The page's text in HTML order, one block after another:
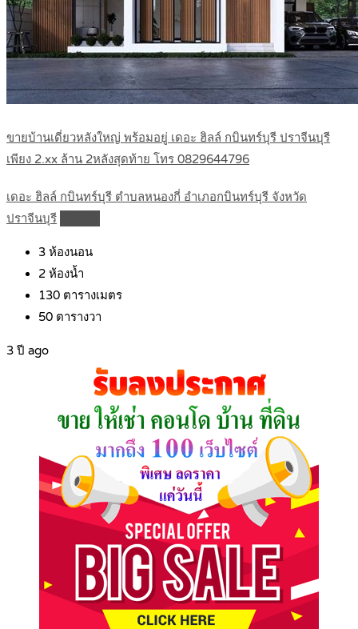
ขายบ้านเดี่ยวหลังใหญ่ พร้อมอยู่ เดอะ ฮิลล์ กบินทร์บุรี ปราจีนบุรี
เพียง 2.xx ล้าน 2หลังสุดท้าย โทร 0829644796
เดอะ ฮิลล์ กบินทร์บุรี ตำบลหนองกี่ อำเภอกบินทร์บุรี จังหวัด
ปราจีนบุรี
3 ห้องนอน
2 ห้องน้ำ
130 ตารางเมตร
50 ตารางวา
3 ปี ago